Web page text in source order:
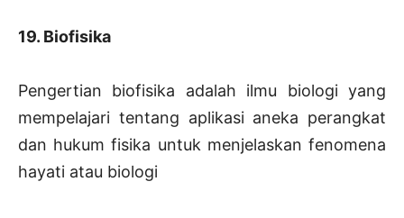
19. Biofisika
Pengertian biofisika adalah ilmu biologi yang
mempelajari tentang aplikasi aneka perangkat
dan hukum fisika untuk menjelaskan fenomena
hayati atau biologi